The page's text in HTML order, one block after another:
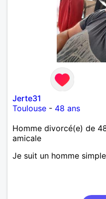
Jerte31
Toulouse - 48 ans
Homme divorcé(e) de
amicale
Je suit un homme